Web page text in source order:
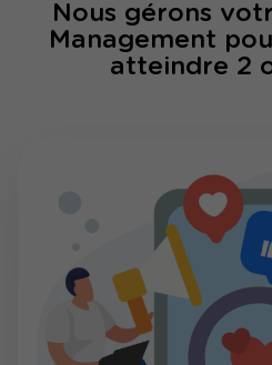
Nous gérons
Management
atteindre 2